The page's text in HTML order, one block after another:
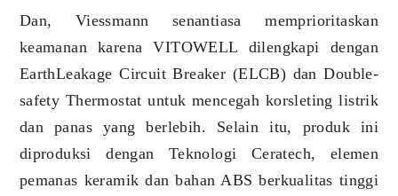
Dan, Viessmann senantiasa memprioritaskan
keamanan karena VITOWELL dilengkapi dengan
EarthLeakage Circuit Breaker (ELCB) dan Double-
safety Thermostat untuk mencegah korsleting listrik
dan panas yang berlebih. Selain itu, produk ini
diproduksi dengan Teknologi Ceratech, elemen
pemanas keramik dan bahan ABS berkualitas tinggi